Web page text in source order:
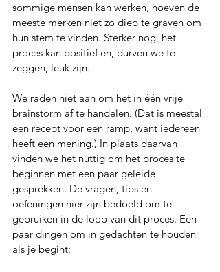
sommige mensen kan werken, hoeven de
meeste merken niet zo diep te graven om
hun stem te vinden. Sterker nog, het
proces kan positief en, durven we te
zeggen, leuk zijn.
We raden niet aan om het in één vrije
brainstorm af te handelen. (Dat is meestal
een recept voor een ramp, want iedereen
heeft een mening.) In plaats daarvan
vinden we het nuttig om het proces te
beginnen met een paar geleide
gesprekken. De vragen, tips en
oefeningen hier zijn bedoeld om te
gebruiken in de loop van dit proces. Een
paar dingen om in gedachten te houden
als je begint: